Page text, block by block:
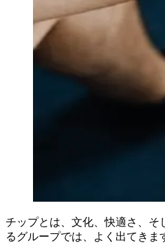
チップとは、文化、快適さ、そ
るグループでは、よく出てきま